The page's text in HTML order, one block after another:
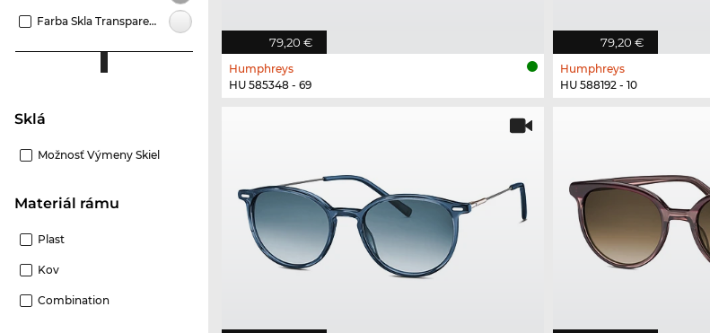
Farba Skla Transparentné
Sklá
Možnosť Výmeny Skiel
Materiál rámu
Plast
Kov
Combination
79,20 €
Humphreys
HU 585348 - 69
79,20 €
Humphreys
HU 588192 - 10